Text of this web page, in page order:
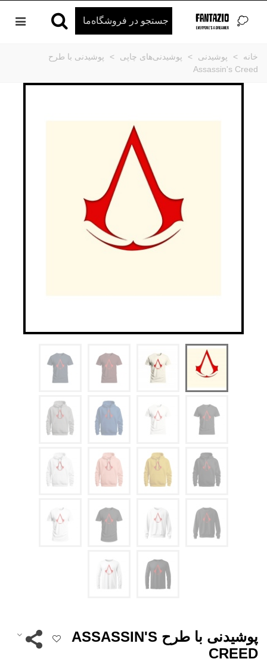
خانه > پوشیدنی > پوشیدنی‌های چاپی >
پوشیدنی با طرح
Assassin's Creed
پوشیدنی با طرح ASSASSIN'S
CREED